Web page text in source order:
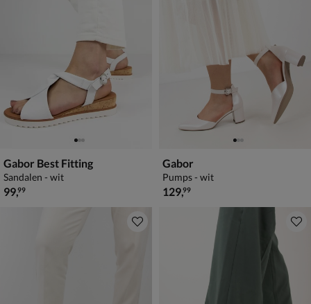
Gabor Best Fitting
Sandalen - wit
€ 99,99
99,99
Gabor
Pumps - wit
€ 129,99
129,99